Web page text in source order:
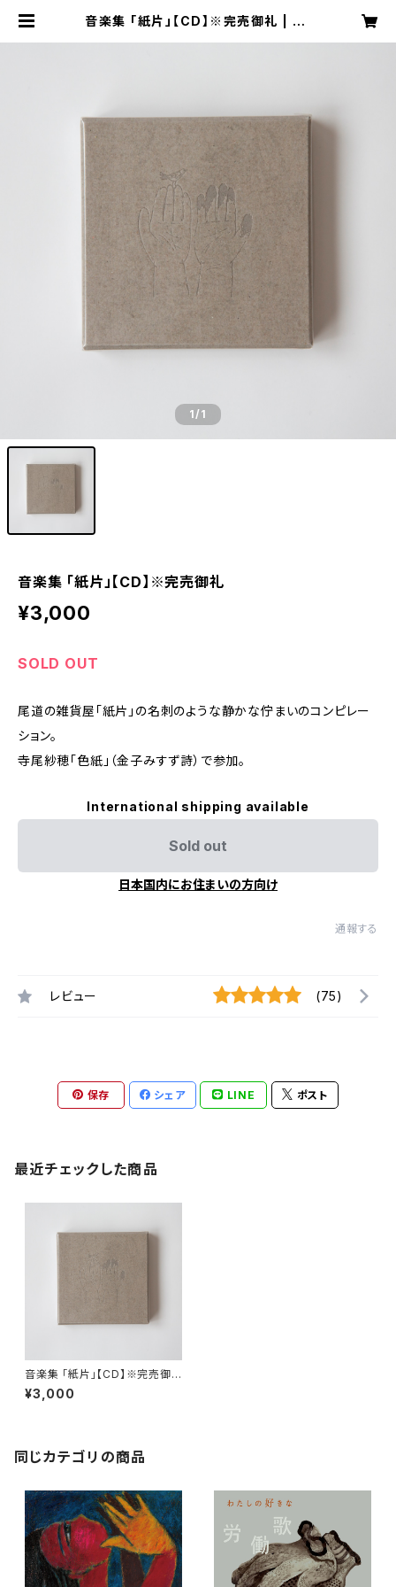
音楽集 「紙片」【CD】※完売御礼 | sa
1/1
音楽集 「紙片」【CD】※完売御礼
¥3,000
SOLD OUT
尾道の雑貨屋「紙片」の名刺のような静かな佇まいのコンピレー
ション。
寺尾紗穂「色紙」（金子みすず詩）で参加。
International shipping available
Sold out
日本国内にお住まいの方向け
通報する
レビュー (75)
保存 シェア LINE ポスト
最近チェックした商品
音楽集 「紙片」【CD】※完売御
礼
¥3,000
同じカテゴリの商品